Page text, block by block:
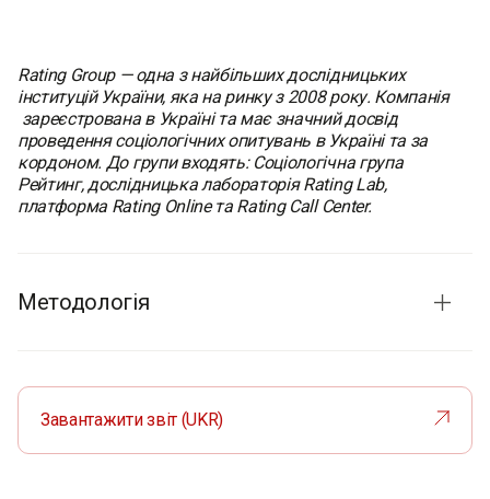
Rating Group — одна з найбільших дослідницьких
інституцій України, яка на ринку з 2008 року. Компанія
зареєстрована в Україні та має значний досвід
проведення соціологічних опитувань в Україні та за
кордоном. До групи входять: Соціологічна група
Рейтинг, дослідницька лабораторія Rating Lab,
платформа Rating Online та Rating Call Center.
Методологія
Метод опитування:CAWI (Computer-Assisted Web
Interview) – онлайн-опитування
1600 респондентів в Україні
Завантажити звіт (UKR)